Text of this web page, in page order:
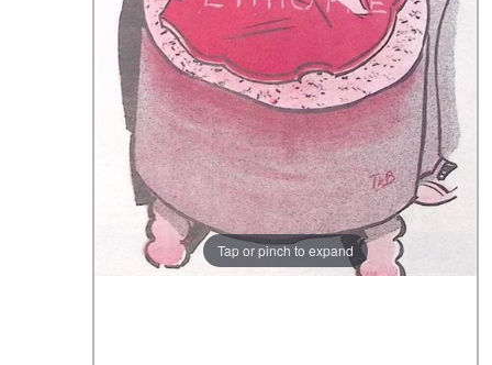
Tap or pinch to expand